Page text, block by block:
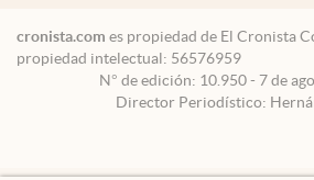
cronista.com es propiedad de El Cronista
propiedad intelectual: 56576959
N° de edición: 10.950 - 7 de
Director Periodístico: